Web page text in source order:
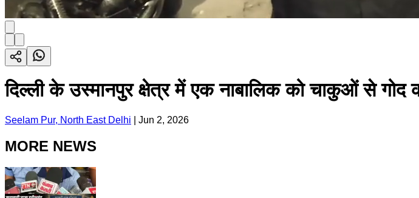
दिल्ली के उस्मानपुर क्षेत्र में एक नाबालिक को चाकुओं से गोद
Seelam Pur, North East Delhi Jun 2, 2026
MORE NEWS